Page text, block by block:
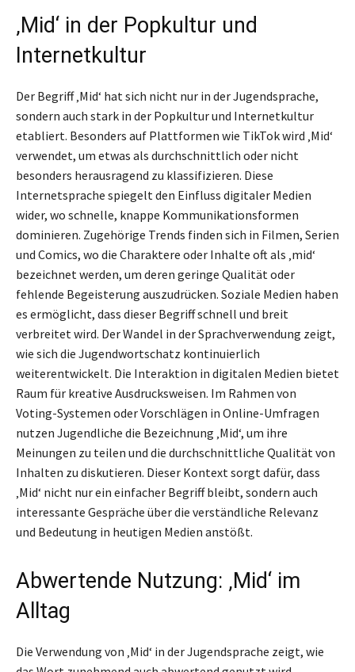
‚Mid‘ in der Popkultur und
Internetkultur
Der Begriff ‚Mid‘ hat sich nicht nur in der Jugendsprache,
sondern auch stark in der Popkultur und Internetkultur
etabliert. Besonders auf Plattformen wie TikTok wird ‚Mid‘
verwendet, um etwas als durchschnittlich oder nicht
besonders herausragend zu klassifizieren. Diese
Internetsprache spiegelt den Einfluss digitaler Medien
wider, wo schnelle, knappe Kommunikationsformen
dominieren. Zugehörige Trends finden sich in Filmen, Serien
und Comics, wo die Charaktere oder Inhalte oft als ‚mid‘
bezeichnet werden, um deren geringe Qualität oder
fehlende Begeisterung auszudrücken. Soziale Medien haben
es ermöglicht, dass dieser Begriff schnell und breit
verbreitet wird. Der Wandel in der Sprachverwendung zeigt,
wie sich die Jugendwortschatz kontinuierlich
weiterentwickelt. Die Interaktion in digitalen Medien bietet
Raum für kreative Ausdrucksweisen. Im Rahmen von
Voting-Systemen oder Vorschlägen in Online-Umfragen
nutzen Jugendliche die Bezeichnung ‚Mid‘, um ihre
Meinungen zu teilen und die durchschnittliche Qualität von
Inhalten zu diskutieren. Dieser Kontext sorgt dafür, dass
‚Mid‘ nicht nur ein einfacher Begriff bleibt, sondern auch
interessante Gespräche über die verständliche Relevanz
und Bedeutung in heutigen Medien anstößt.
Abwertende Nutzung: ‚Mid‘ im
Alltag
Die Verwendung von ‚Mid‘ in der Jugendsprache zeigt, wie